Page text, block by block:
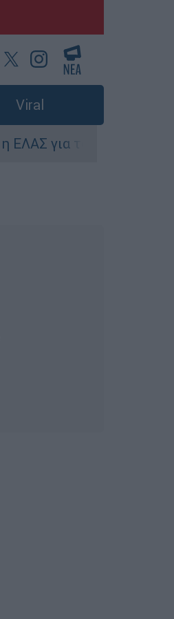
Viral
για τους 8 βιασμούς